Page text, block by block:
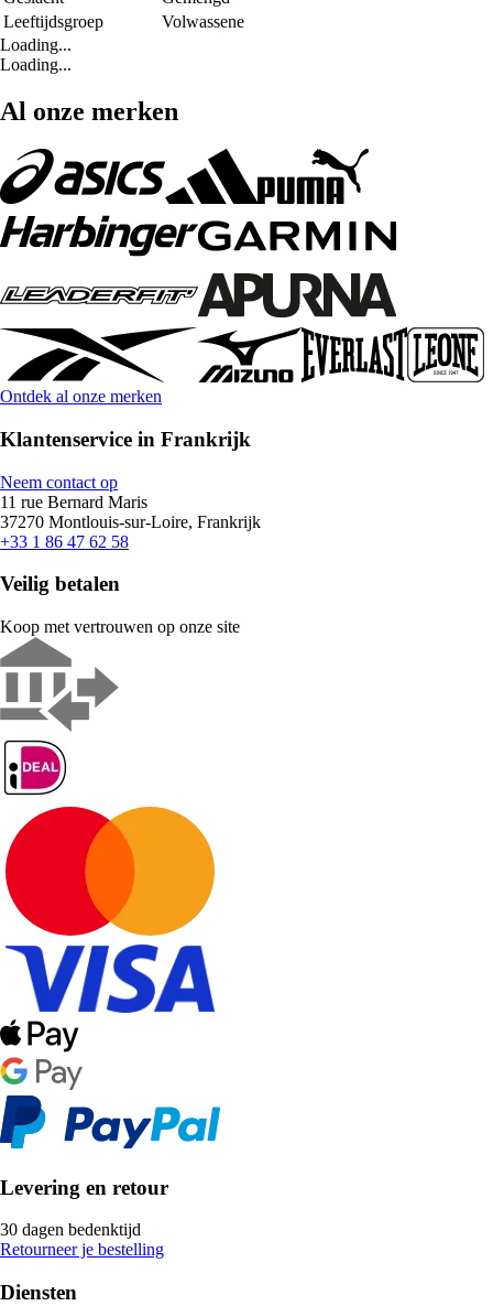
Leeftijdsgroep
Volwassene
Loading...
Loading...
Al onze merken
Ontdek al onze merken
Klantenservice in Frankrijk
Neem contact op
11 rue Bernard Maris
37270 Montlouis-sur-Loire, Frankrijk
+33 1 86 47 62 58
Veilig betalen
Koop met vertrouwen op onze site
Levering en retour
30 dagen bedenktijd
Retourneer je bestelling
Diensten